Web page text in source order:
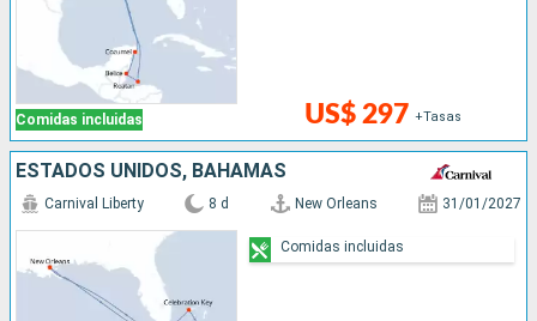
Comidas incluidas US$ 297 +Tasas
ESTADOS UNIDOS, BAHAMAS
Carnival Liberty 8 d New Orleans 31/01/2027
Comidas incluidas